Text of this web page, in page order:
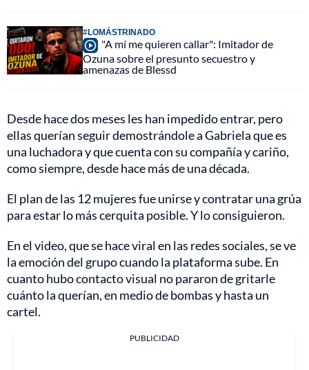
#LOMÁSTRINADO
"A mí me quieren callar": Imitador de
Ozuna sobre el presunto secuestro y
amenazas de Blessd
Desde hace dos meses les han impedido entrar, pero
ellas querían seguir demostrándole a Gabriela que es
una luchadora y que cuenta con su compañía y cariño,
como siempre, desde hace más de una década.
El plan de las 12 mujeres fue unirse y contratar una grúa
para estar lo más cerquita posible. Y lo consiguieron.
En el video, que se hace viral en las redes sociales, se ve
la emoción del grupo cuando la plataforma sube. En
cuanto hubo contacto visual no pararon de gritarle
cuánto la querían, en medio de bombas y hasta un
cartel.
PUBLICIDAD